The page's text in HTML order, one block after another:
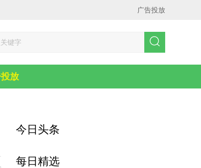
广告投放
放
今日头条
每日精选